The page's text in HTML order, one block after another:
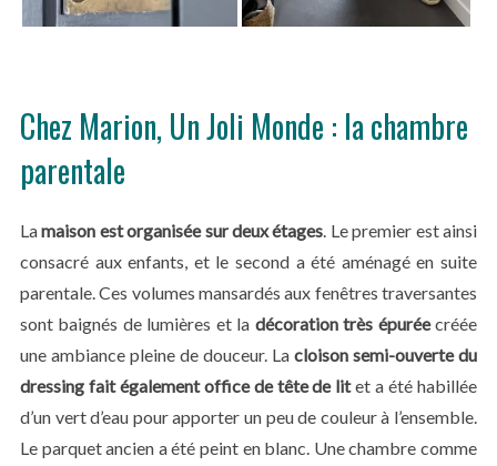
Chez Marion, Un Joli Monde : la chambre
parentale
Lamaison est organisée sur deux étages . Le premier est ainsi
consacré aux enfants, et le second a été aménagé en suite
parentale. Ces volumes mansardés aux fenêtres traversantes
sont baignés de lumières et la décoration très épuréecréée
une ambiance pleine de douceur. Lacloison semi-ouverte du
dressing fait également office de tête de litet a été habillée
d’un vert d’eau pour apporter un peu de couleur à l’ensemble.
Le parquet ancien a été peint en blanc. Une chambre comme